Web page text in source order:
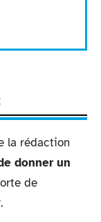
la rédaction
donner un
de